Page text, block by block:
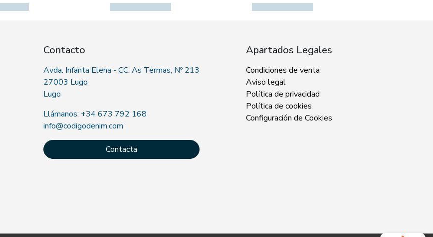
Contacto
Avda. Infanta Elena - CC. As Termas, Nº 213
27003 Lugo
Lugo
Llámanos: +34 673 792 168
info@codigodenim.com
Contacta
Apartados Legales
Condiciones de venta
Aviso legal
Política de privacidad
Política de cookies
Configuración de Cookies